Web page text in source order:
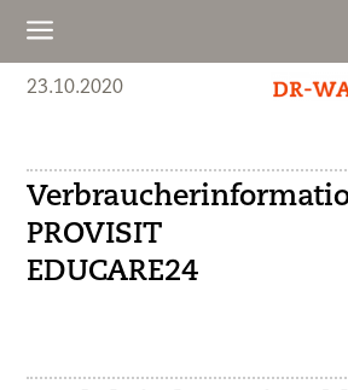
a
23.10.2020
PROVISIT
EDUCARE24